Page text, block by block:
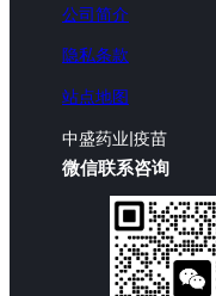
公司简介
隐私条款
站点地图
中盛药业|疫苗
微信联系咨询